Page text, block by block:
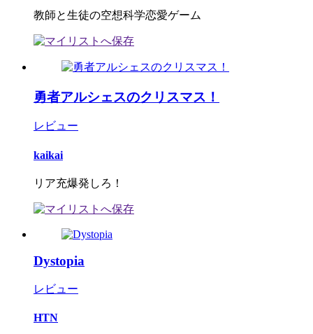
教師と生徒の空想科学恋愛ゲーム
勇者アルシェスのクリスマス！
レビュー
kaikai
リア充爆発しろ！
Dystopia
レビュー
HTN